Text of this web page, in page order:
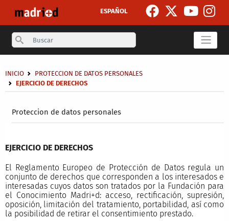
ESPAÑOL
Search
Proteccion de datos personales
Breadcrumb
INICIO
PROTECCION DE DATOS PERSONALES
EJERCICIO DE DERECHOS
EJERCICIO DE DERECHOS
El Reglamento Europeo de Protección de Datos regula un
conjunto de derechos que corresponden a los interesados e
interesadas cuyos datos son tratados por la Fundación para
el Conocimiento Madri+d: acceso, rectificación, supresión,
oposición, limitación del tratamiento, portabilidad, así como
la posibilidad de retirar el consentimiento prestado.